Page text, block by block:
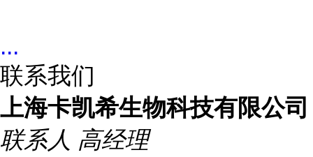
...
联系我们
上海卡凯希生物科技有限公司
联系人 高经理